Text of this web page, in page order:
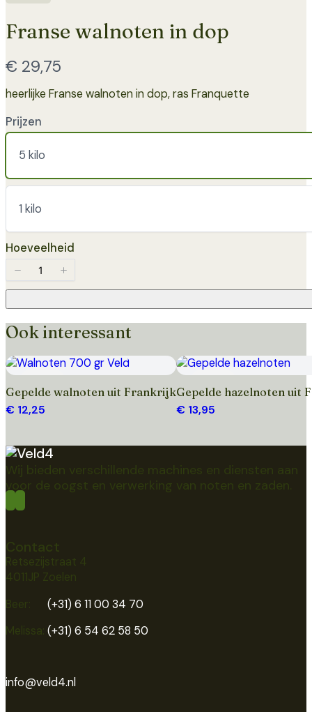
Franse walnoten in dop
Nu
€ 29,75
heerlijke Franse walnoten in dop, ras Franquette
Prijzen
5 kilo
1 kilo
Hoeveelheid
Ook interessant
Gepelde walnoten uit Frankrijk
€ 12,25
Gepelde hazelnoten uit
€ 13,95
Wij bieden verschillende machines en diensten aan
voor de oogst en verwerking van noten en zaden.
Contact
Retsezijstraat 4
4011JP Zoelen
Beer: (+31) 6 11 00 34 70
Melissa: (+31) 6 54 62 58 50
info@veld4.nl